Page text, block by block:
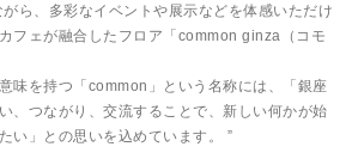
ら、多彩なイベントや展示などを体感いただけ
フェが融合したフロア「common ginza（コモ
味を持つ「common」という名称には、「銀座
、つながり、交流することで、新しい何かが始
い」との思いを込めています。 ”